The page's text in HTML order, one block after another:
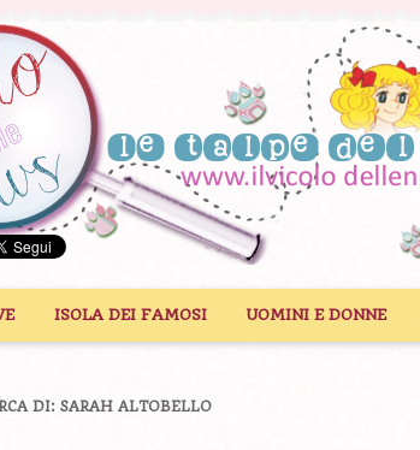
ISOLA DEI FAMOSI UOMINI E DONNE
DI: SARAH ALTOBELLO